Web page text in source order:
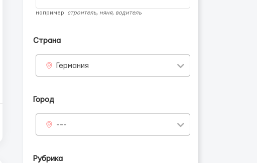
например: строитель, няня, водитель
Страна
Германия
Город
---
Рубрика